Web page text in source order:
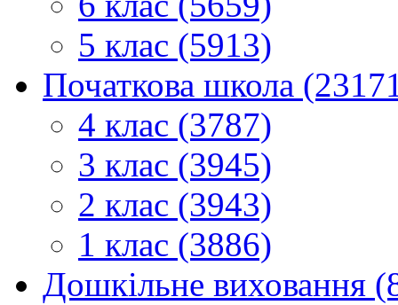
5 клас (5913)
Початкова школа
4 клас (3787)
3 клас (3945)
2 клас (3943)
1 клас (3886)
Дошкільне виховання